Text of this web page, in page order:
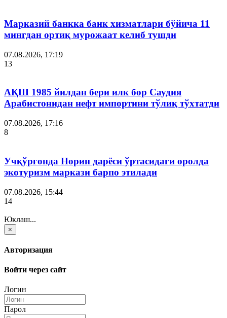
Марказий банкка банк хизматлари бўйича 11
мингдан ортиқ мурожаат келиб тушди
07.08.2026, 17:19
13
АҚШ 1985 йилдан бери илк бор Саудия
Арабистонидан нефт импортини тўлиқ тўхтатди
07.08.2026, 17:16
8
Учқўрғонда Норин дарёси ўртасидаги оролда
экотуризм маркази барпо этилади
07.08.2026, 15:44
14
Юклаш...
×
Авторизация
Войти через сайт
Логин
Парол